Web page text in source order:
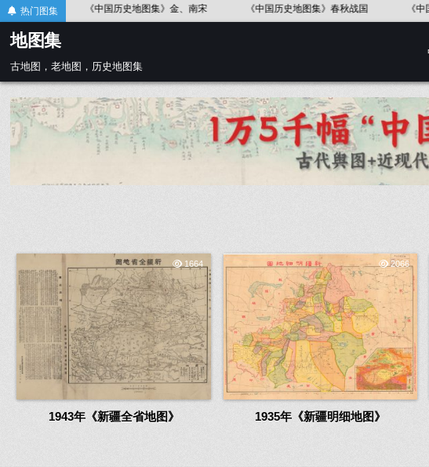
Skip
to
content
热门图集《中国历史地图集》金、南宋 《中国历史地图集》春秋战国 《中国历史地
地图集
古地图，老地图，历史地图集
1664
1943年《新疆全省地图》
2066
1935年《新疆明细地图》